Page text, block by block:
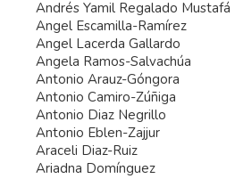
Andrés Yamil Regalado Mustafá
Angel Escamilla-Ramírez
Angel Lacerda Gallardo
Angela Ramos-Salvachúa
Antonio Arauz-Góngora
Antonio Camiro-Zúñiga
Antonio Diaz Negrillo
Antonio Eblen-Zajjur
Araceli Diaz-Ruiz
Ariadna Domínguez